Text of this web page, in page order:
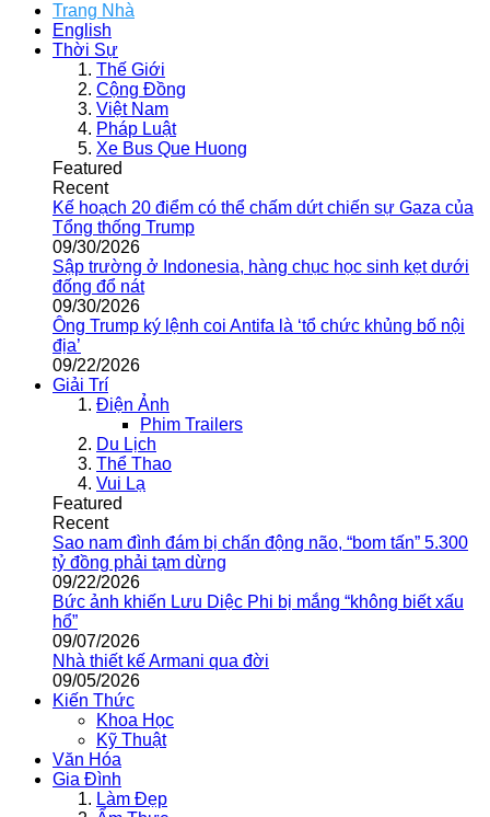
Trang Nhà
English
Thời Sự
Thế Giới
Cộng Đồng
Việt Nam
Pháp Luật
Xe Bus Que Huong
Featured
Recent
Kế hoạch 20 điểm có thể chấm dứt chiến sự Gaza của
Tổng thống Trump
09/30/2026
Sập trường ở Indonesia, hàng chục học sinh kẹt dưới
đống đổ nát
09/30/2026
Ông Trump ký lệnh coi Antifa là ‘tổ chức khủng bố nội
địa’
09/22/2026
Giải Trí
Điện Ảnh
Phim Trailers
Du Lịch
Thể Thao
Vui Lạ
Featured
Recent
Sao nam đình đám bị chấn động não, “bom tấn” 5.300
tỷ đồng phải tạm dừng
09/22/2026
Bức ảnh khiến Lưu Diệc Phi bị mắng “không biết xấu
hổ”
09/07/2026
Nhà thiết kế Armani qua đời
09/05/2026
Kiến Thức
Khoa Học
Kỹ Thuật
Văn Hóa
Gia Đình
Làm Đẹp